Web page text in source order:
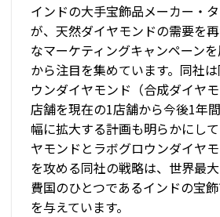
インドの大手宝飾品メーカー・
が、天然ダイヤモンドの需要を
なマーケティングキャンペーン
から注目を集めています。同社
ウンダイヤモンド（合成ダイヤ
店舗を現在の1店舗から今後1年
幅に拡大する計画も明らかにし
ヤモンドとラボグロウンダイヤ
を攻める同社の戦略は、世界最
費国のひとつであるインドの宝
を与えています。